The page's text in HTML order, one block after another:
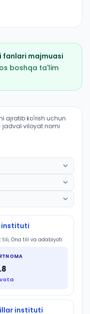
fanlari majmuasi
boshqa ta'lim
tili: OTM lar
ajratib ko'rish uchun
viloyat nomi
instituti
tili, Ona tili va adabiyoti
instituti